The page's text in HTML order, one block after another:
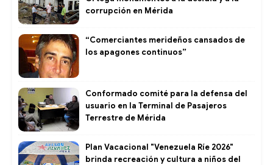
corrupción en Mérida
“Comerciantes merideños cansados de
los apagones continuos”
Conformado comité para la defensa del
usuario en la Terminal de Pasajeros
Terrestre de Mérida
Plan Vacacional "Venezuela Ríe 2026"
brinda recreación y cultura a niños del